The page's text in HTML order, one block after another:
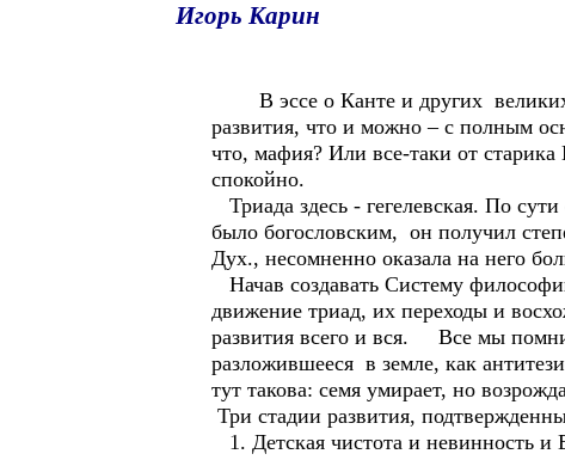
Игорь Карин
В эссе о Канте и других великих
развития, что и можно – с полным
что, мафия? Или все-таки от
спокойно.
Триада здесь - гегелевская. По
было богословским, он получил
Дух., несомненно оказала на него
Начав создавать Систему
движение триад, их переходы и
развития всего и вся. Все мы
разложившееся в земле, как
тут такова: семя умирает, но
Три стадии развития,
1. Детская чистота и невинность